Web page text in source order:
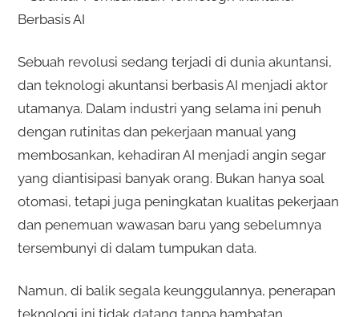
Berbasis AI
Sebuah revolusi sedang terjadi di dunia akuntansi,
dan teknologi akuntansi berbasis AI menjadi aktor
utamanya. Dalam industri yang selama ini penuh
dengan rutinitas dan pekerjaan manual yang
membosankan, kehadiran AI menjadi angin segar
yang diantisipasi banyak orang. Bukan hanya soal
otomasi, tetapi juga peningkatan kualitas pekerjaan
dan penemuan wawasan baru yang sebelumnya
tersembunyi di dalam tumpukan data.
Namun, di balik segala keunggulannya, penerapan